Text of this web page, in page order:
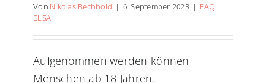
Von Nikolas Bechhold | 6. September 2023 | FAQ
ELSA
Aufgenommen werden können
Menschen ab 18 Jahren.